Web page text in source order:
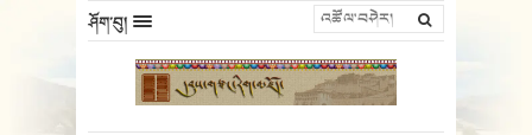
ཤོག་བུ།